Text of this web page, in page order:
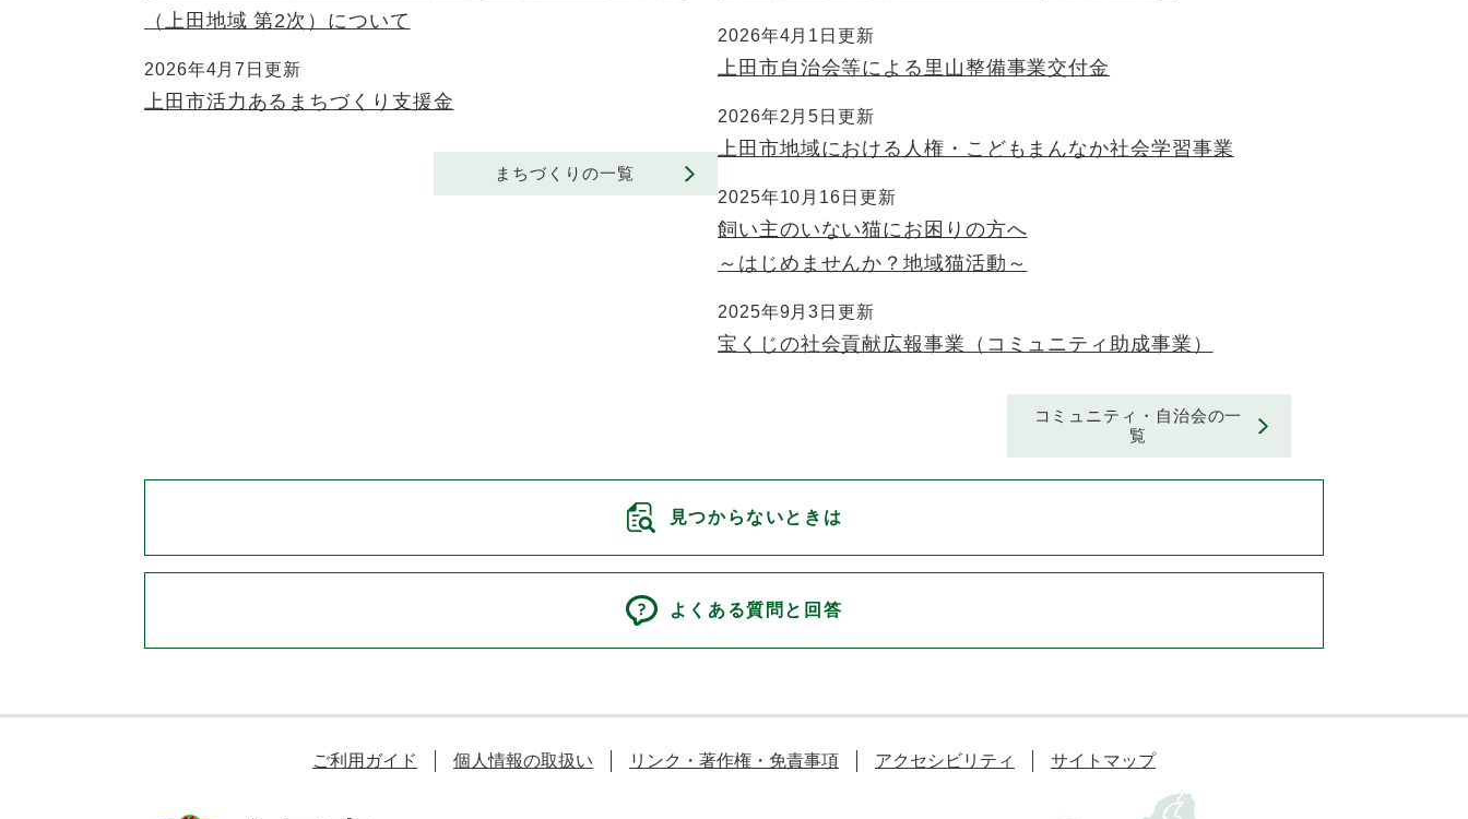
（上田地域 第2次）について
2026年4月7日更新
上田市活力あるまちづくり支援金
まちづくりの一覧
2026年4月1日更新
上田市自治会等による里山整備事業交付金
2026年2月5日更新
上田市地域における人権・こどもまんなか社会学習事業
2025年10月16日更新
飼い主のいない猫にお困りの方へ
～はじめませんか？地域猫活動～
2025年9月3日更新
宝くじの社会貢献広報事業（コミュニティ助成事業）
コミュニティ・自治会の一
覧
見つからないときは
よくある質問と回答
ご利用ガイド 個人情報の取扱い リンク・著作権・免責事項 アクセシビリティ サイトマップ